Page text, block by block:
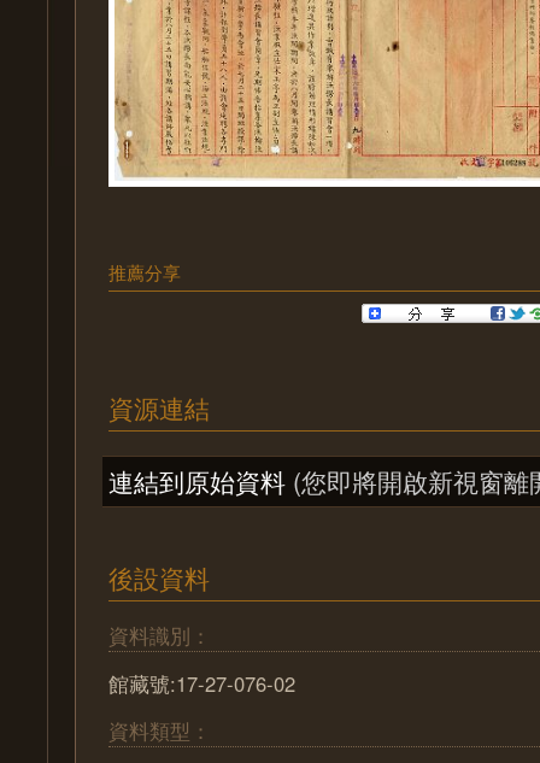
推薦分享
資源連結
連結到原始資料 (您即將開啟新視窗離
後設資料
資料識別：
館藏號:17-27-076-02
資料類型：